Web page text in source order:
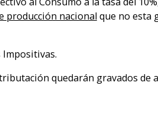
producción nacionalque no esta
Impositivas.
quedarán gravados de